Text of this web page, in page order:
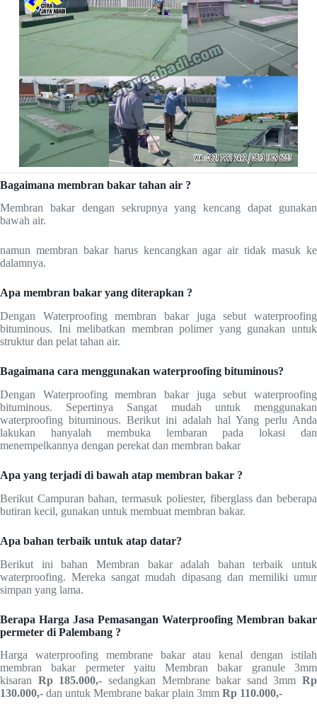
Bagaimana membran bakar tahan air ?
Membran bakar dengan sekrupnya yang kencang dapat gunakan
bawah air.
namun membran bakar harus kencangkan agar air tidak masuk ke
dalamnya.
Apa membran bakar yang diterapkan ?
Dengan Waterproofing membran bakar juga sebut waterproofing
bituminous. Ini melibatkan membran polimer yang gunakan untuk
struktur dan pelat tahan air.
Bagaimana cara menggunakan waterproofing bituminous?
Dengan Waterproofing membran bakar juga sebut waterproofing
bituminous. Sepertinya Sangat mudah untuk menggunakan
waterproofing bituminous. Berikut ini adalah hal Yang perlu Anda
lakukan hanyalah membuka lembaran pada lokasi dan
menempelkannya dengan perekat dan membran bakar
Apa yang terjadi di bawah atap membran bakar ?
Berikut Campuran bahan, termasuk poliester, fiberglass dan beberapa
butiran kecil, gunakan untuk membuat membran bakar.
Apa bahan terbaik untuk atap datar?
Berikut ini bahan Membran bakar adalah bahan terbaik untuk
waterproofing. Mereka sangat mudah dipasang dan memiliki umur
simpan yang lama.
Berapa Harga Jasa Pemasangan Waterproofing Membran bakar
permeter di Palembang ?
Harga waterproofing membrane bakar atau kenal dengan istilah
membran bakar permeter yaitu Membran bakar granule 3mm
kisaran Rp 185.000,- sedangkan Membrane bakar sand 3mm Rp
130.000,- dan untuk Membrane bakar plain 3mm Rp 110.000,-